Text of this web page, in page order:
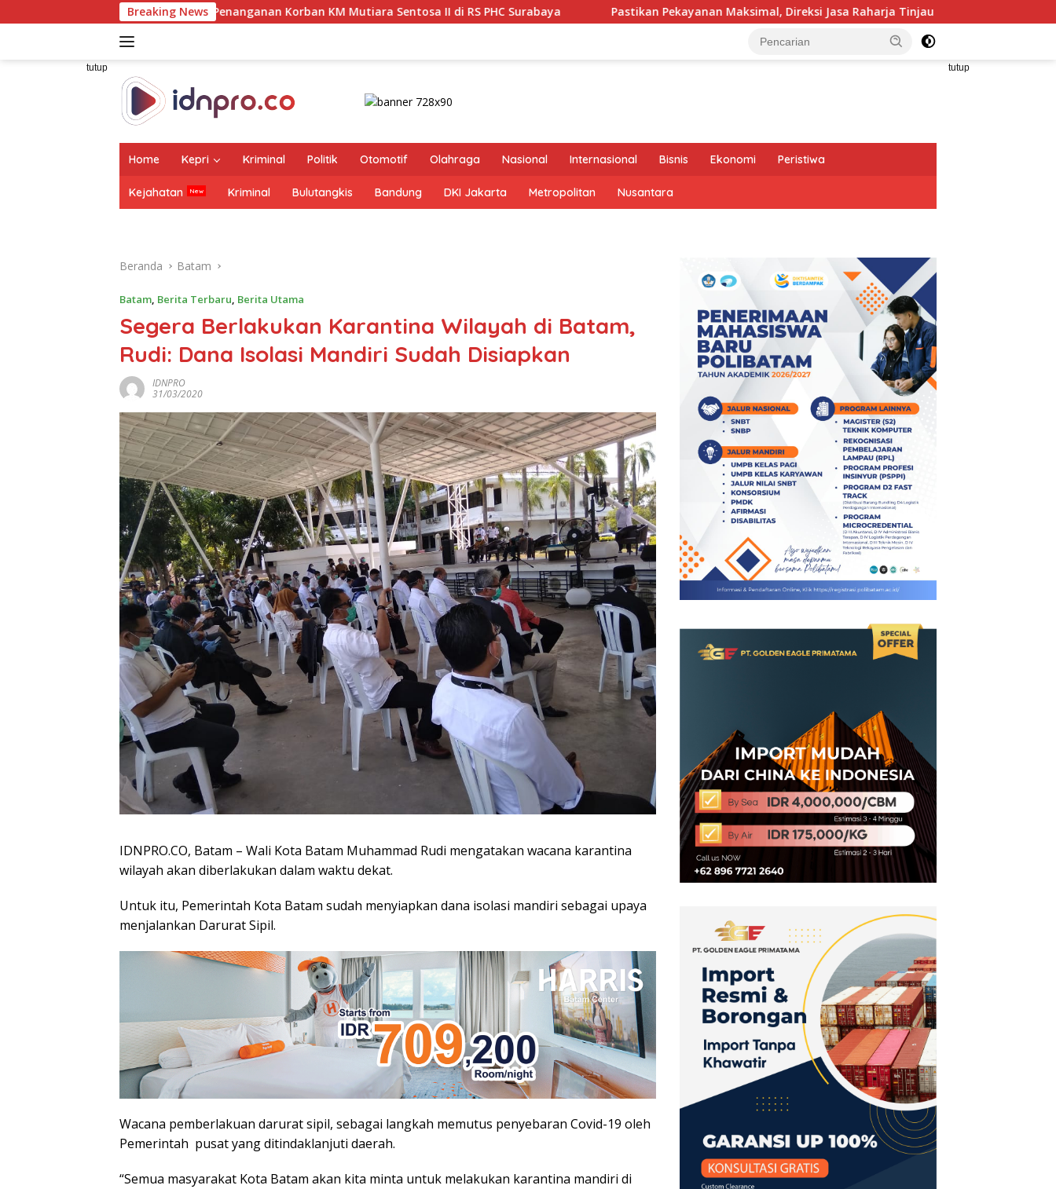
ke
Breaking News
Tinjau Penanganan Korban KM Mutiara Sentosa II di RS PHC Surabaya Pastikan Pekayanan Maksimal, Direksi Jasa Raharja Tinjau Korban Kebakaran KM Mutiara Sentosa II
tutup tutup
Home Kepri Kriminal Politik Otomotif Olahraga Nasional Internasional Bisnis Ekonomi Peristiwa
Kejahatan Kriminal Bulutangkis Bandung DKI Jakarta Metropolitan Nusantara
Beranda Batam
Batam, Berita Terbaru, Berita Utama
Segera Berlakukan Karantina Wilayah di Batam,
Rudi: Dana Isolasi Mandiri Sudah Disiapkan
IDNPRO
31/03/2020
IDNPRO.CO, Batam – Wali Kota Batam Muhammad Rudi mengatakan wacana karantina
wilayah akan diberlakukan dalam waktu dekat.
Untuk itu, Pemerintah Kota Batam sudah menyiapkan dana isolasi mandiri sebagai upaya
menjalankan Darurat Sipil.
Wacana pemberlakuan darurat sipil, sebagai langkah memutus penyebaran Covid-19 oleh
Pemerintah pusat yang ditindaklanjuti daerah.
“Semua masyarakat Kota Batam akan kita minta untuk melakukan karantina mandiri di